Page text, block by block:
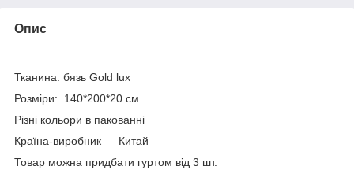
Опис
Тканина: бязь Gold lux
Розміри: 140*200*20 см
Різні кольори в пакованні
Країна-виробник — Китай
Товар можна придбати гуртом від 3 шт.